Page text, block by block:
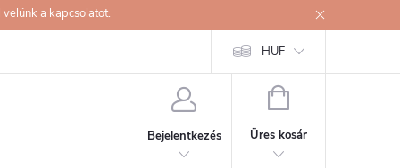
a kapcsolatot.
HUF
Bejelentkezés
KOSÁR
Üres kosár